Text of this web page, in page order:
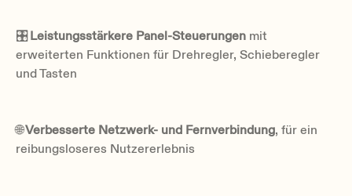
🎛Leistungsstärkere Panel-Steuerungen mit
erweiterten Funktionen für Drehregler, Schieberegler
und Tasten
🌐Verbesserte Netzwerk- und Fernverbindung, für ein
reibungsloseres Nutzererlebnis